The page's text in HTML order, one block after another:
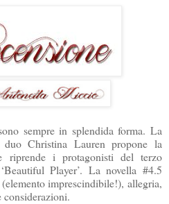
sempre in splendida forma. La
duo Christina Lauren propone la
riprende i protagonisti del terzo
Player’. La novella #4.5
imprescindibile!), allegria,